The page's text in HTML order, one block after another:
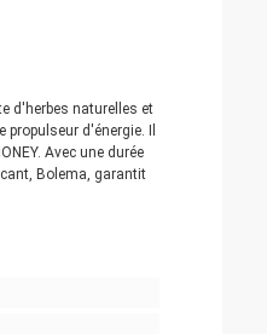
d'herbes naturelles et
d'énergie. Il
Avec une durée
Bolema, garantit